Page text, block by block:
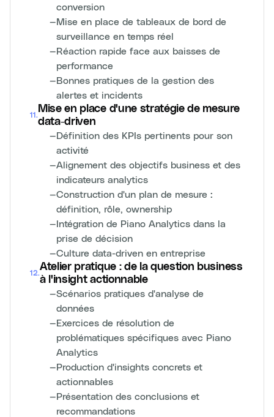
conversion
—Mise en place de tableaux de bord de
surveillance en temps réel
—Réaction rapide face aux baisses de
performance
—Bonnes pratiques de la gestion des
alertes et incidents
11 .
Mise en place d'une stratégie de mesure
data-driven
—Définition des KPIs pertinents pour son
activité
—Alignement des objectifs business et des
indicateurs analytics
—Construction d'un plan de mesure :
définition, rôle, ownership
—Intégration de Piano Analytics dans la
prise de décision
—Culture data-driven en entreprise
12.
Atelier pratique : de la question business
à l'insight actionnable
—Scénarios pratiques d'analyse de
données
—Exercices de résolution de
problématiques spécifiques avec Piano
Analytics
—Production d'insights concrets et
actionnables
—Présentation des conclusions et
recommandations